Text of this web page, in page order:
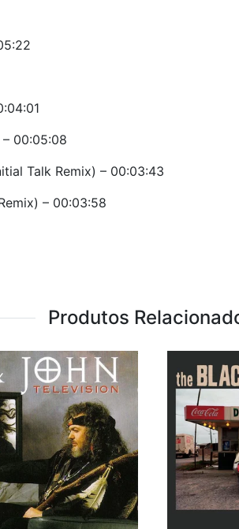
00:05:08
Talk Remix) – 00:03:43
– 00:03:58
Produtos